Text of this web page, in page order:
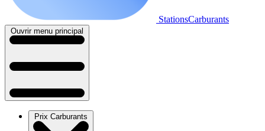
StationsCarburants
Ouvrir menu principal
Prix Carburants